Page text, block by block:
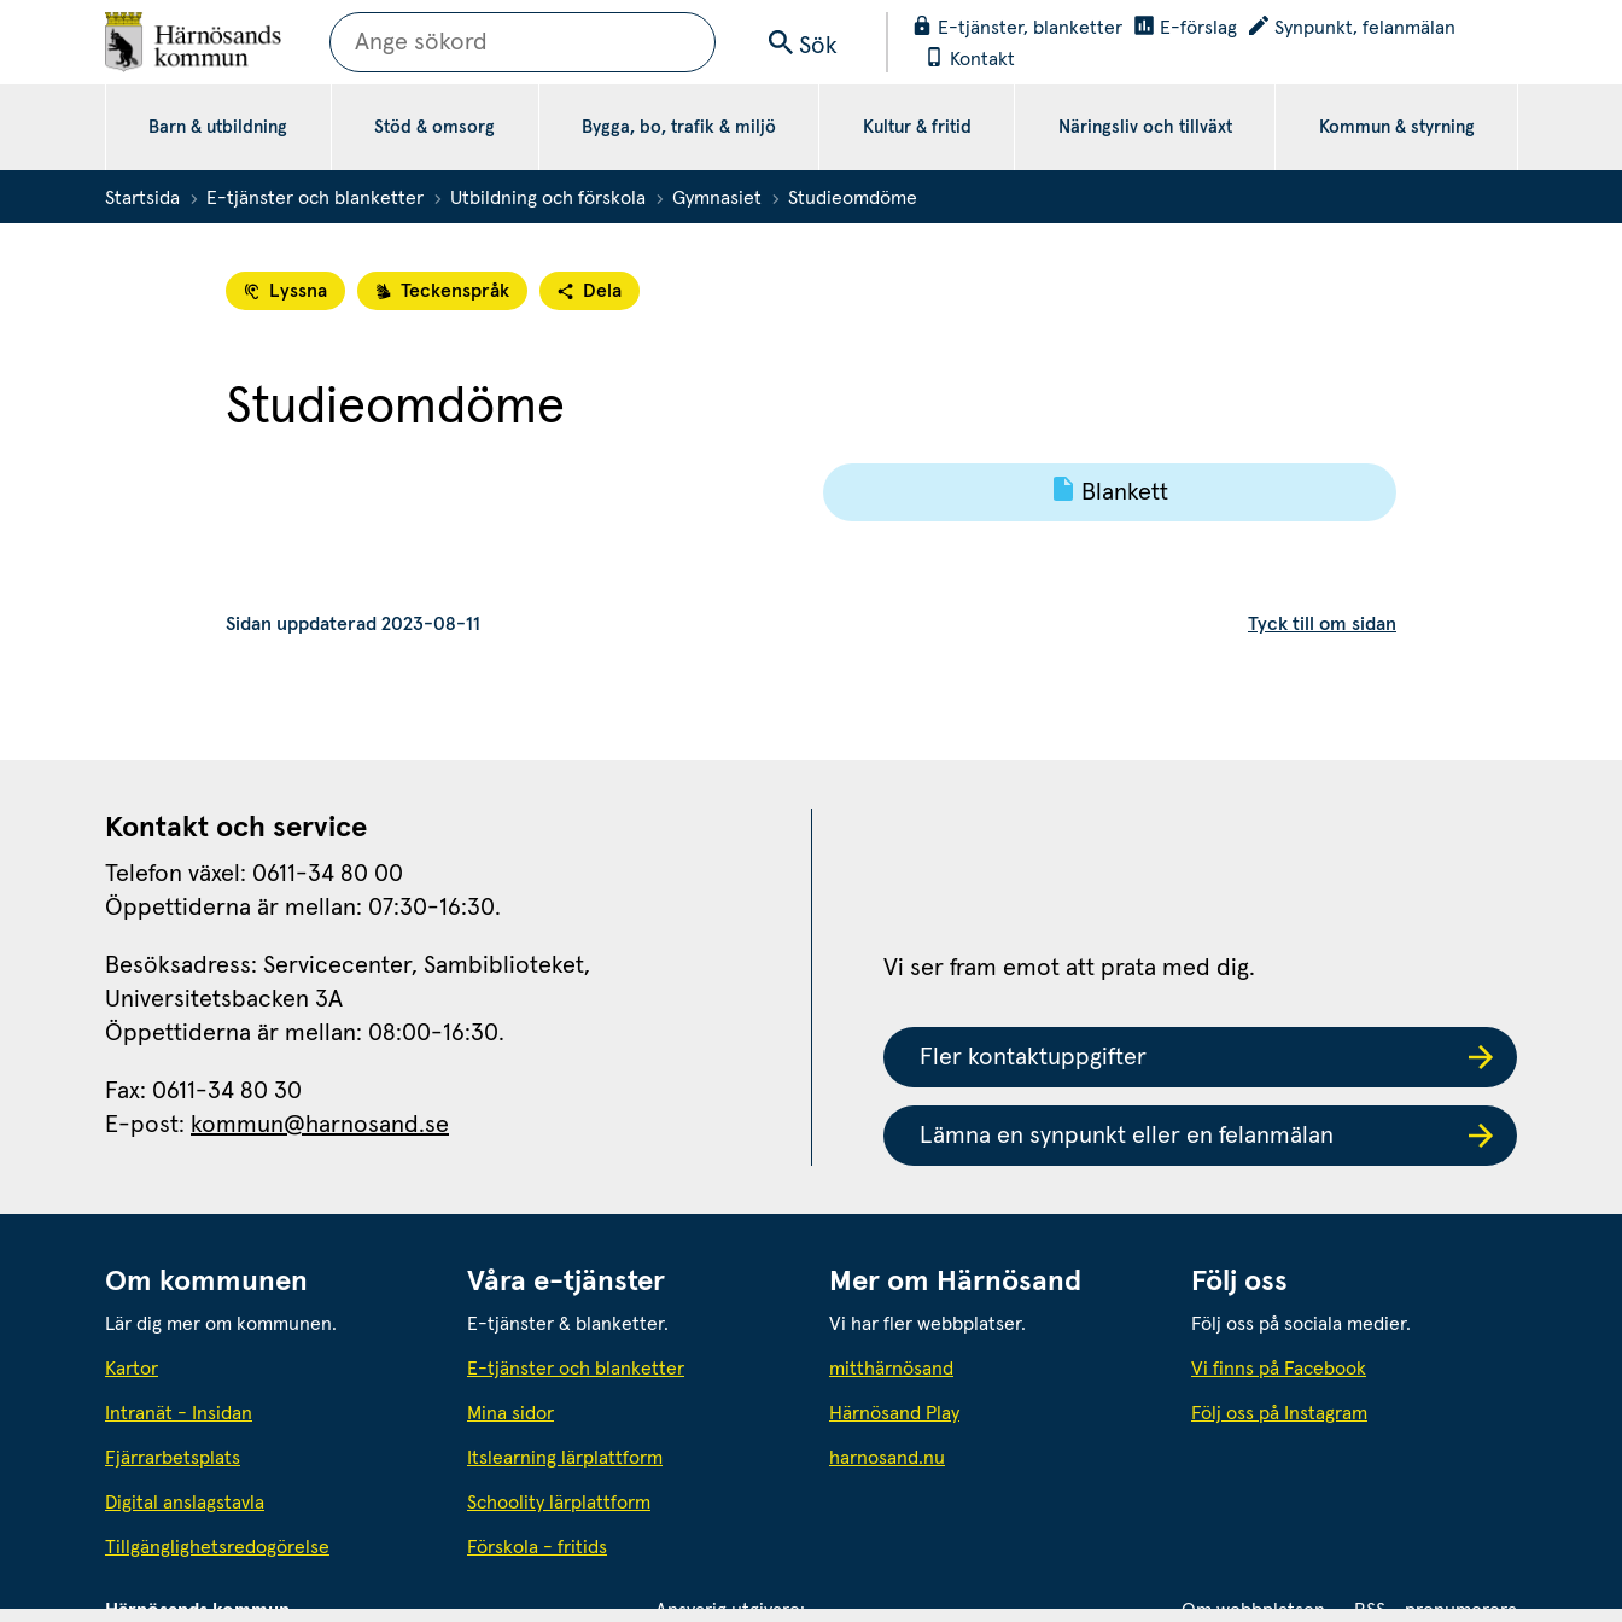
Sök
Sök
E-tjänster, blanketter E-förslag
Synpunkt, felanmälan
Kontakt
Barn & utbildning Stöd & omsorg Bygga, bo, trafik & miljö Kultur & fritid Näringsliv och tillväxt Kommun & styrning
Startsida E-tjänster och blanketter Utbildning och förskola Gymnasiet Studieomdöme
Lyssna Teckenspråk Dela
Studieomdöme
Blankett
Sidan uppdaterad 2023-08-11 Tyck till om sidan
Kontakt och service
Telefon växel: 0611-34 80 00
Öppettiderna är mellan: 07:30-16:30.
Besöksadress: Servicecenter, Sambiblioteket,
Universitetsbacken 3A
Öppettiderna är mellan: 08:00-16:30.
Fax: 0611-34 80 30
E-post: kommun@harnosand.se
Vi ser fram emot att prata med dig.
Fler kontaktuppgifter
Lämna en synpunkt eller en felanmälan
Om kommunen
Lär dig mer om kommunen.
Kartor
Intranät - Insidan
Fjärrarbetsplats
Digital anslagstavla
Tillgänglighetsredogörelse
Våra e-tjänster
E-tjänster & blanketter.
E-tjänster och blanketter
Mina sidor
Itslearning lärplattform
Schoolity lärplattform
Förskola - fritids
Mer om Härnösand
Vi har fler webbplatser.
mitthärnösand
Härnösand Play
harnosand.nu
Följ oss
Följ oss på sociala medier.
Vi finns på Facebook
Följ oss på Instagram
Härnösands kommun Ansvarig utgivare: Om webbplatsen RSS - prenumerera